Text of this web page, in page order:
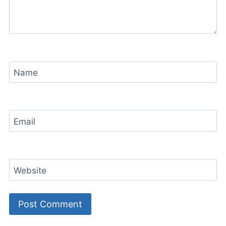
Name
Email
Website